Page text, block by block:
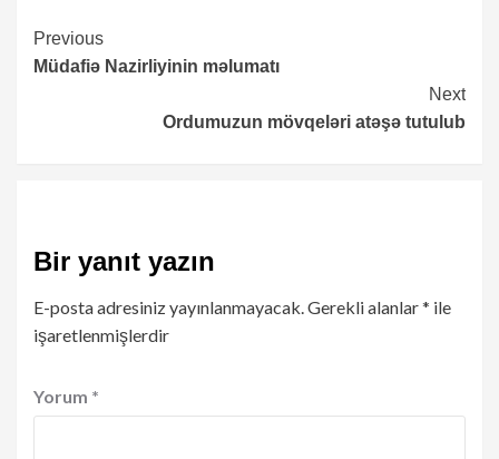
Continue
Reading
Previous
Müdafiə Nazirliyinin məlumatı
Next
Ordumuzun mövqeləri atəşə tutulub
Bir yanıt yazın
E-posta adresiniz yayınlanmayacak. Gerekli alanlar* ile
işaretlenmişlerdir
Yorum *